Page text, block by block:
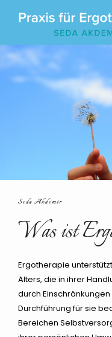
Seda Akdemir
Was ist
Ergotherapie
Alters, die in ihrer
durch
Durchführung für sie
Bereichen